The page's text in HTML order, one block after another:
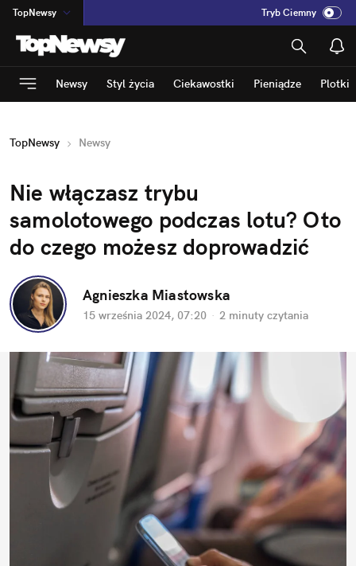
TopNewsy
na:Temat
INN:Poland
ASZ:dziennik
dad:HERO
Tryb Ciemny
Newsy Styl życia Ciekawostki Pieniądze Plotki
TopNewsy Newsy
Nie włączasz trybu
samolotowego podczas lotu? Oto
do czego możesz doprowadzić
Agnieszka Miastowska
15 września 2024, 07:20 · 2 minuty czytania